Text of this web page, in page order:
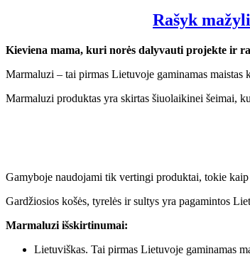
Rašyk
Kieviena mama, kuri norės dalyvauti projekte ir
Marmaluzi – tai pirmas Lietuvoje gaminamas maistas
Marmaluzi produktas yra skirtas šiuolaikinei šeimai,
Gamyboje naudojami tik vertingi produktai, tokie
Gardžiosios košės, tyrelės ir sultys yra pagamintos
Marmaluzi išskirtinumai:
Lietuviškas. Tai pirmas Lietuvoje gaminamas